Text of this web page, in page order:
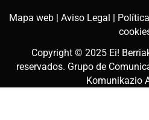
Mapa web | Aviso Legal |
Copyright © 2025 Ei!
reservados. Grupo de
Komunikazio